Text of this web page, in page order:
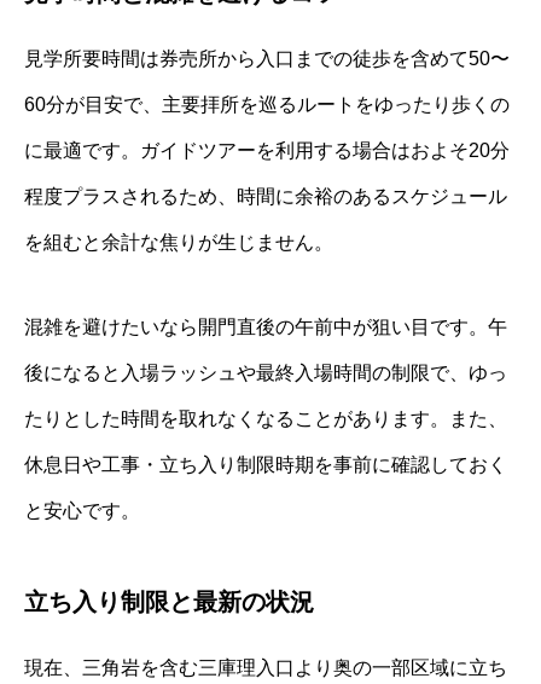
見学所要時間は券売所から入口までの徒歩を含めて50〜
60分が目安で、主要拝所を巡るルートをゆったり歩くの
に最適です。ガイドツアーを利用する場合はおよそ20分
程度プラスされるため、時間に余裕のあるスケジュール
を組むと余計な焦りが生じません。
混雑を避けたいなら開門直後の午前中が狙い目です。午
後になると入場ラッシュや最終入場時間の制限で、ゆっ
たりとした時間を取れなくなることがあります。また、
休息日や工事・立ち入り制限時期を事前に確認しておく
と安心です。
立ち入り制限と最新の状況
現在、三角岩を含む三庫理入口より奥の一部区域に立ち